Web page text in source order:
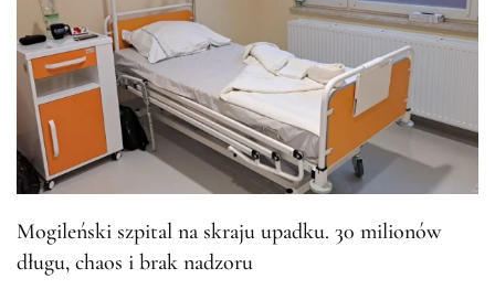
Mogileński szpital na skraju upadku. 30 milionów
długu, chaos i brak nadzoru